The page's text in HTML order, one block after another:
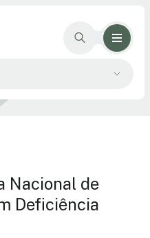
Nacional de
Deficiência